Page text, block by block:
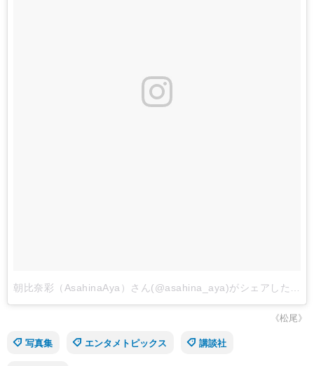
《松尾》
写真集
エンタメトピックス 講談社